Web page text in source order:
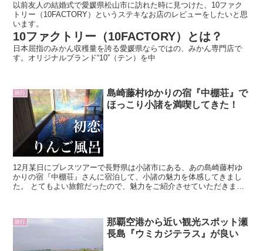
以前友人の結婚式で愛媛県松山市に訪れた時に見つけた、10ファク
トリー（10FACTORY）というステキなお店のレビューをしたいと思
います。
10ファクトリー（10FACTORY）とは？
日本屈指のみかん収穫量を誇る愛媛県ならではの、みかん専門店で
す。オリジナルブランド“10”（テン）を中
旅行
島崎藤村ゆかりの宿『中棚荘』で
ほっこり小諸を満喫してきた！
12月某日にプレスツアーで長野県は小諸市にある、あの島崎藤村ゆ
かりの宿『中棚荘』さんに宿泊して、小諸の魅力を体感してきまし
た。 とてもよい旅館だったので、魅力をご紹介させていただきま
旅行
那覇空港から近い観光スポット瀬
長島『ウミカジテラス』が良い